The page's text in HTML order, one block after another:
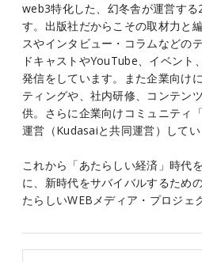
web3特化した、幻冬舎が運営す
す。出版社だからこその取材力と
スやインタビュー・コラムなどの
ドキャストやYouTube、イベント
発信をしています。また企業向け
ティングや、社内研修、コンテン
供。さらに企業向けコミュニティ
運営（Kudasaiと共同運営）してい
これから「あたらしい経済」時代
に、新時代をサバイバルするため
たらしいWEBメディア・プロジェ